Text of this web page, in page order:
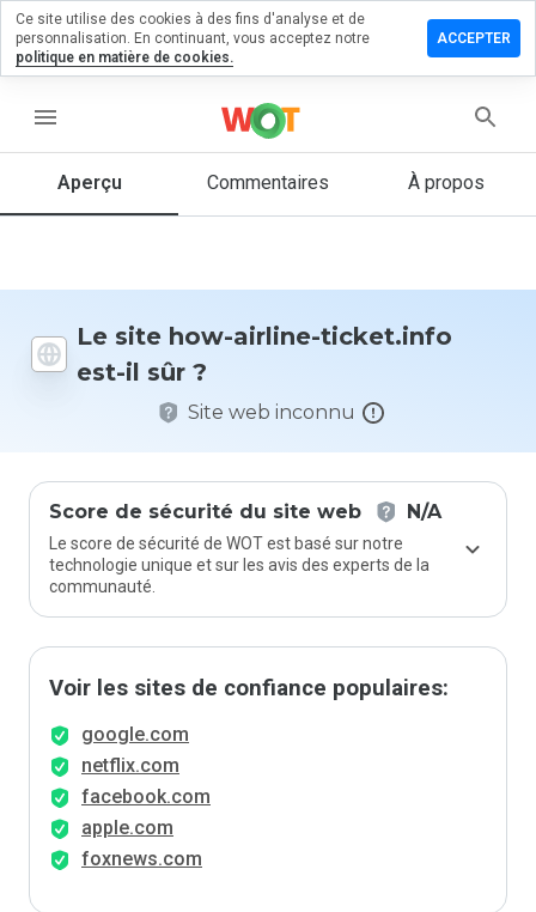
menu
Aperçu Commentaires À propos
Le site how-airline-ticket.info
est-il sûr ?
Site web inconnu
Score de sécurité du site web N/A
Le score de sécurité de WOT est basé sur notre
technologie unique et sur les avis des experts de la
communauté.
Voir les sites de confiance populaires:
google.com
netflix.com
facebook.com
apple.com
foxnews.com
un
note entre
donneriez-
vous à ce
site ?
Ce site utilise des cookies à des fins d'analyse et de
personnalisation. En continuant, vous acceptez notre
politique en matière de cookies.
ACCEPTER